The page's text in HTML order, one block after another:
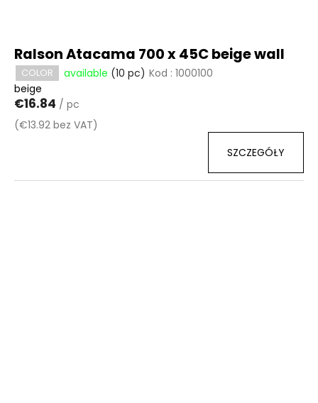
Ralson Atacama 700 x 45C beige wall
COLOR available (10 pc) Kod : 1000100
beige
€16.84 / pc
(€13.92 bez VAT)
SZCZEGÓŁY